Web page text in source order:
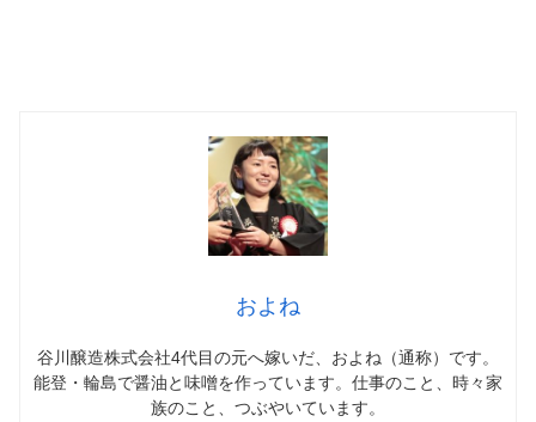
およね
谷川醸造株式会社4代目の元へ嫁いだ、およね（通称）です。
能登・輪島で醤油と味噌を作っています。仕事のこと、時々家
族のこと、つぶやいています。